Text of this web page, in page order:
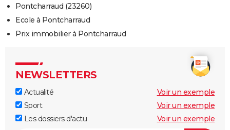
Pontcharraud (23260)
Ecole à Pontcharraud
Prix immobilier à Pontcharraud
NEWSLETTERS
Actualité
Voir un exemple
Sport
Voir un exemple
Les dossiers d'actu
Voir un exemple